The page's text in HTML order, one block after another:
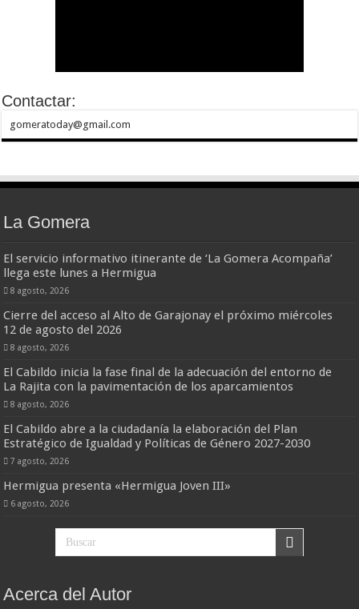
Contactar:
gomeratoday@gmail.com
La Gomera
El servicio informativo itinerante de ‘La Gomera Acompaña’
llega este lunes a Hermigua
8 agosto, 2026
Cierre del acceso al Alto de Garajonay el próximo miércoles
12 de agosto del 2026
8 agosto, 2026
El Cabildo inicia la fase final de la adecuación del entorno de
La Rajita con la pavimentación de los aparcamientos
8 agosto, 2026
El Cabildo abre a la ciudadanía la elaboración del Plan
Estratégico de Igualdad y Políticas de Género 2027-2030
7 agosto, 2026
Hermigua presenta «Hermigua Joven III»
6 agosto, 2026
Acerca del Autor